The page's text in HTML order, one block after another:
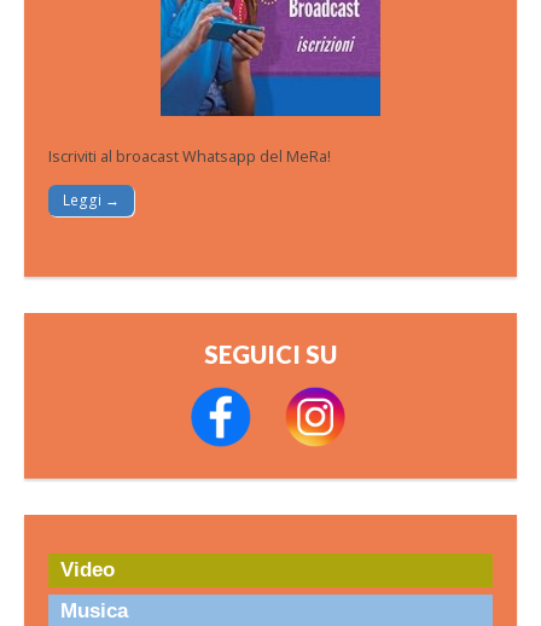
Iscriviti al broacast Whatsapp del MeRa!
Leggi →
SEGUICI SU
Video
Musica